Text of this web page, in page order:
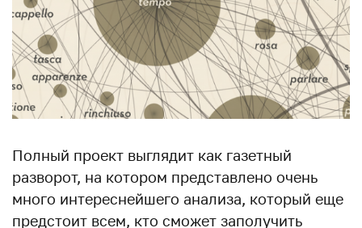
Полный проект выглядит как газетный
разворот, на котором представлено очень
много интереснейшего анализа, который еще
предстоит всем, кто сможет заполучить